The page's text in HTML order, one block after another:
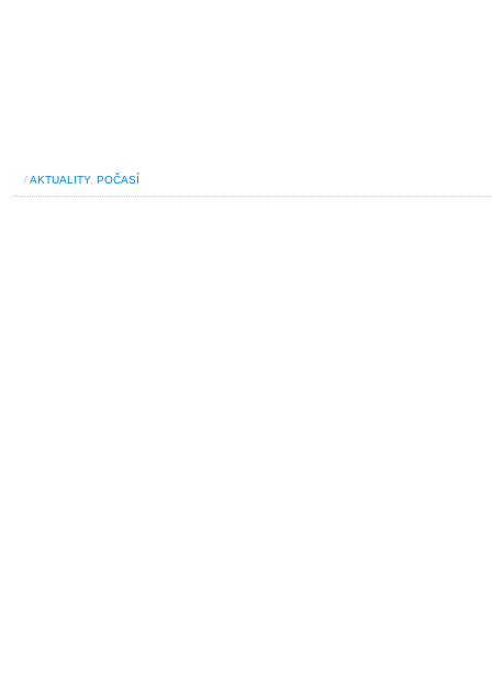
/AKTUALITY, POČASÍ